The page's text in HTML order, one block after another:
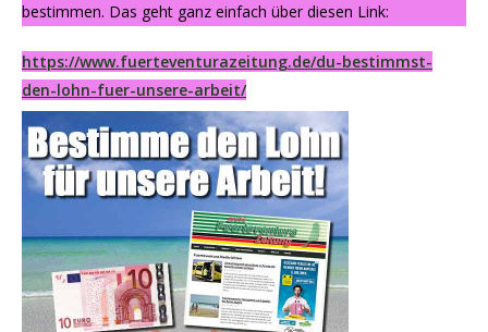
bestimmen. Das geht ganz einfach über diesen Link:
https://www.fuerteventurazeitung.de/du-bestimmst-
den-lohn-fuer-unsere-arbeit/